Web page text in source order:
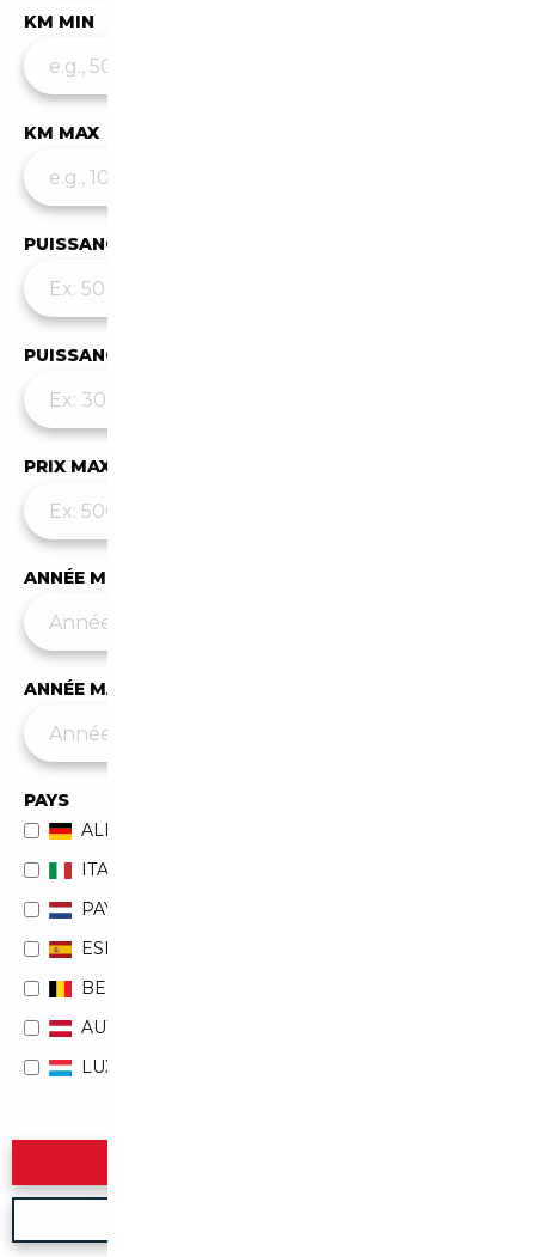
KM MIN
KM MAX
PUISSANCE MIN
PUISSANCE MAX
PRIX MAX (€)
ANNÉE MIN
ANNÉE MAX
PAYS
ALLEMAGNE
ITALIE
PAYS-BAS
ESPAGNE
BELGIQUE
AUTRICHE
LUXEMBOURG